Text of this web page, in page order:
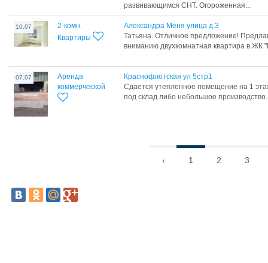
развивающимся СНТ. Огороженная...
10.07
2-комн.
Квартиры
Александра Меня улица д.3
Татьяна. Отличное предложение!
вниманию двухкомнатная квартира в ЖК
07.07
Аренда
коммерческой
Краснофлотская ул 5стр1
Сдается утепленное помещение на 1
под склад либо небольшое
‹ 1 2 3